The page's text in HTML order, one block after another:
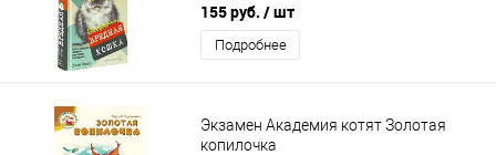
155 руб. / шт
Подробнее
Экзамен Академия котят Золотая
копилочка